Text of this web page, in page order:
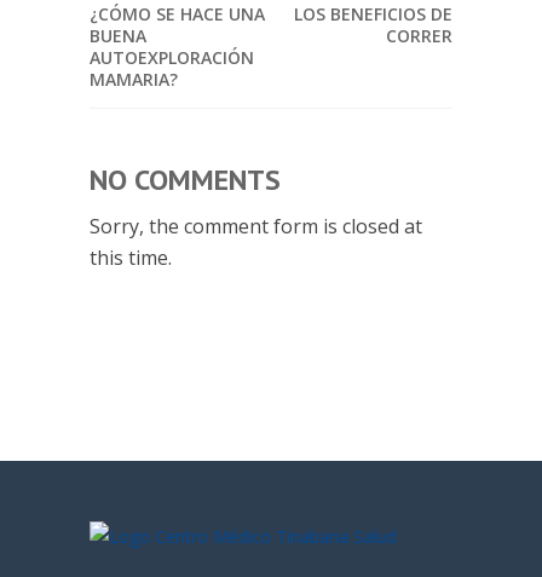
¿CÓMO SE HACE UNA
BUENA
AUTOEXPLORACIÓN
MAMARIA?
LOS BENEFICIOS DE
CORRER
NO COMMENTS
Sorry, the comment form is closed at
this time.